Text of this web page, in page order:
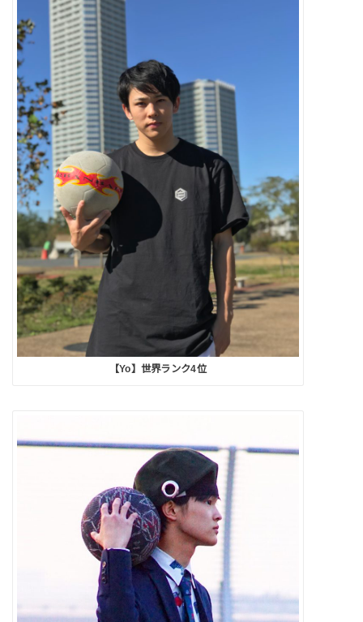
【Yo】世界ランク4位